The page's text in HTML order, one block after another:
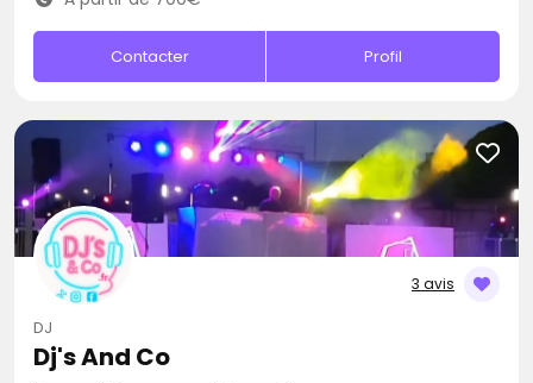
Contacter Profil
3 avis
DJ
Dj's And Co